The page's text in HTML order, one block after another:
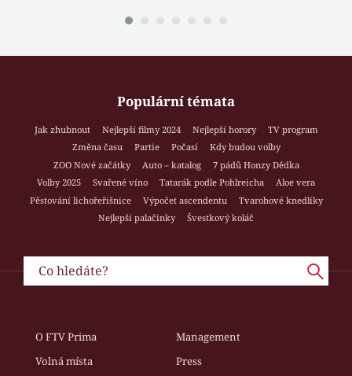
Populární témata
Jak zhubnout Nejlepší filmy 2024 Nejlepší horory
TV program
Změna času
Partie Počasí
Kdy budou volby
ZOO Nové začátky
Auto – katalog
7 pádů Honzy Dědka
Volby 2025
Svařené víno Tatarák podle Pohlreicha
Aloe vera
Pěstování lichořeřišnice
Výpočet ascendentu
Tvarohové knedlíky
Nejlepší palačinky
Švestkový koláč
O FTV Prima
Management
Volná místa
Press